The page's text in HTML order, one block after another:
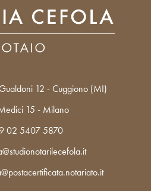
12 - Cuggiono (MI)
15 - Milano
02 5407 5870